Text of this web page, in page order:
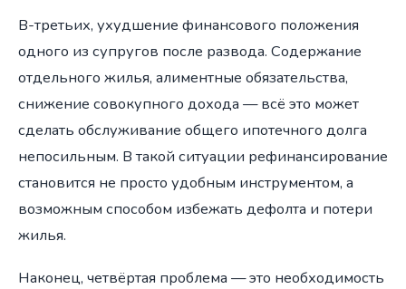
В-третьих, ухудшение финансового положения
одного из супругов после развода. Содержание
отдельного жилья, алиментные обязательства,
снижение совокупного дохода — всё это может
сделать обслуживание общего ипотечного долга
непосильным. В такой ситуации рефинансирование
становится не просто удобным инструментом, а
возможным способом избежать дефолта и потери
жилья.
Наконец, четвёртая проблема — это необходимость